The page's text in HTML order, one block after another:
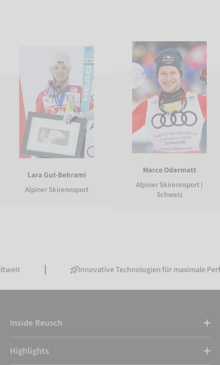
Lara Gut-Behrami
Alpiner Skirennsport
Marco Odermatt
Alpiner Skirennsport |
Schweiz
Innovative Technologien für maximale Performance
Inside Reusch
Highlights